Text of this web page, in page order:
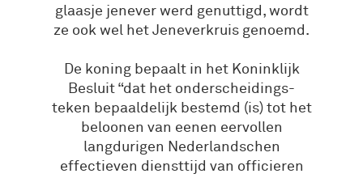
glaasje jenever werd genuttigd, wordt
ze ook wel het Jeneverkruis genoemd.
De koning bepaalt in het Koninklijk
Besluit “dat het onderscheidings-
teken bepaaldelijk bestemd (is) tot het
beloonen van eenen eervollen
langdurigen Nederlandschen
effectieven diensttijd van officieren